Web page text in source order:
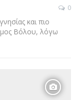
0
και πιο
Βόλου, λόγω